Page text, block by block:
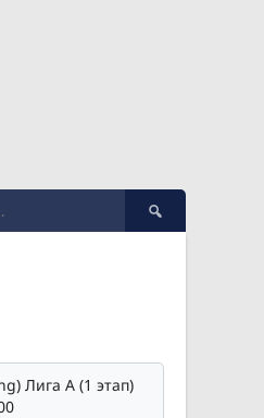
Найти:
Лига А (1 этап)